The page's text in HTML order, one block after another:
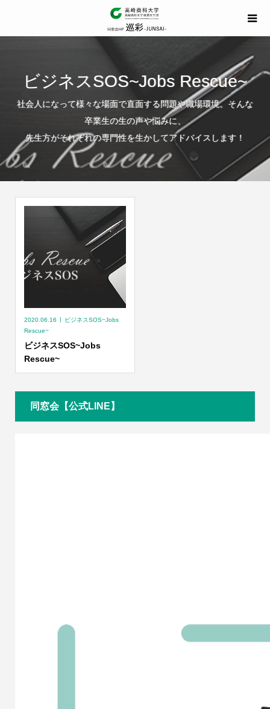
ビジネスSOS~Jobs Rescue~
社会人になって様々な場面で直面する問題や職場環境。そんな
卒業生の生の声や悩みに、
先生方がそれぞれの専門性を生かしてアドバイスします！
2020.06.16
ビジネスSOS~Jobs
Rescue~
ビジネスSOS~Jobs
Rescue~
同窓会【公式LINE】